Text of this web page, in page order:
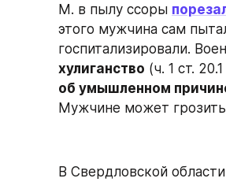
М. в пылу ссоры
этого мужчина сам
госпитализировали.
хулиганство (ч. 1 ст.
об умышленном
Мужчине может грозить
В Свердловской области